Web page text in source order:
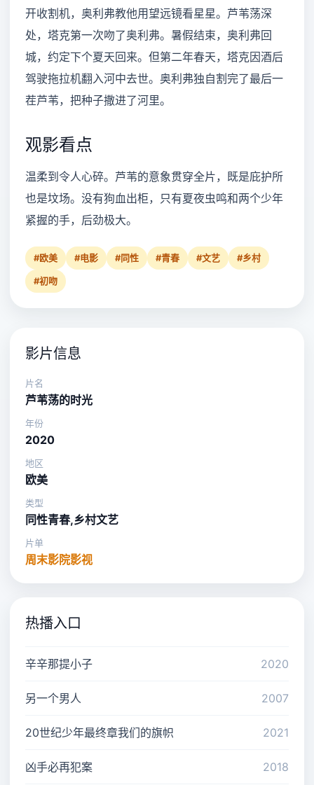
开收割机，奥利弗教他用望远镜看星星。芦苇荡深
处，塔克第一次吻了奥利弗。暑假结束，奥利弗回
城，约定下个夏天回来。但第二年春天，塔克因酒后
驾驶拖拉机翻入河中去世。奥利弗独自割完了最后一
茬芦苇，把种子撒进了河里。
观影看点
温柔到令人心碎。芦苇的意象贯穿全片，既是庇护所
也是坟场。没有狗血出柜，只有夏夜虫鸣和两个少年
紧握的手，后劲极大。
#欧美 #电影 #同性 #青春 #文艺 #乡村
#初吻
影片信息
片名
芦苇荡的时光
年份
2020
地区
欧美
类型
同性青春,乡村文艺
片单
周末影院影视
热播入口
辛辛那提小子 2020
另一个男人 2007
20世纪少年最终章我们的旗帜 2021
凶手必再犯案 2018